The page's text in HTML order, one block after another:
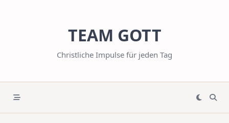
TEAM GOTT
Christliche Impulse für jeden Tag